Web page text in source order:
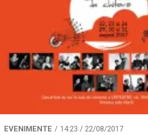
EVENIMENTE 14:23 / 22/08/2017